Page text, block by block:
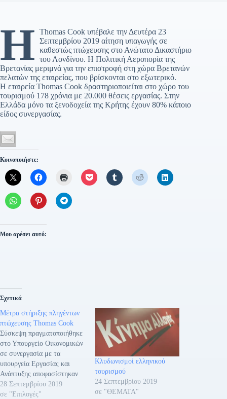
Η Thomas Cook υπέβαλε την Δευτέρα 23
Σεπτεμβρίου 2019 αίτηση υπαγωγής σε
καθεστώς πτώχευσης στο Ανώτατο Δικαστήριο
του Λονδίνου. Η Πολιτική Αεροπορία της
Βρετανίας μεριμνά για την επιστροφή στη χώρα Βρετανών
πελατών της εταιρείας, που βρίσκονται στο εξωτερικό.
Η εταιρεία Thomas Cook δραστηριοποιείται στο χώρο του
τουρισμού 178 χρόνια με 20.000 θέσεις εργασίας. Στην
Ελλάδα μόνο τα ξενοδοχεία της Κρήτης έχουν 80% κάποιο
είδος συνεργασίας.
Κοινοποιήστε:
Μου αρέσει αυτό:
Σχετικά
Μέτρα στήριξης πληγέντων
πτώχευσης Thomas Cook
Σύσκεψη πραγματοποιήθηκε
στο Υπουργείο Οικονομικών
σε συνεργασία με τα
υπουργεία Εργασίας και
Ανάπτυξης αποφασίστηκαν
μέτρα στήριξης των
τουριστικών επιχειρήσεων
28 Σεπτεμβρίου 2019
σε "Επιλογές"
Κλυδωνισμοί ελληνικού
τουρισμού
24 Σεπτεμβρίου 2019
σε "ΘΕΜΑΤΑ"